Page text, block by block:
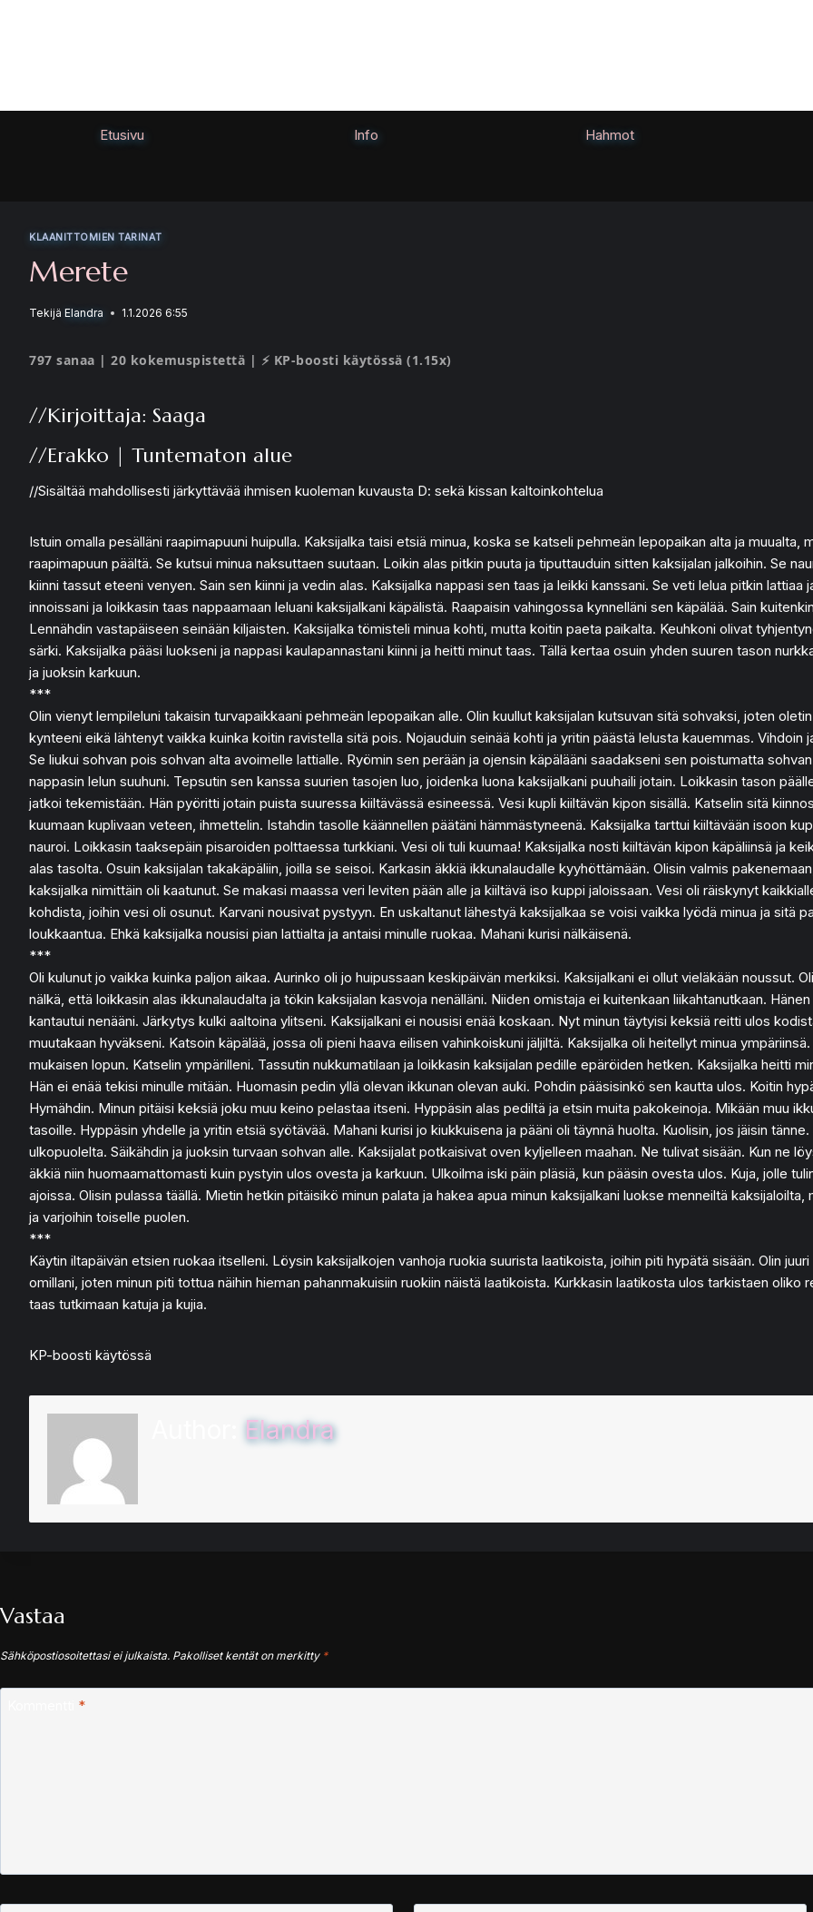
Etusivu Info Hahmot
KLAANITTOMIEN TARINAT
Merete
Tekijä Elandra 1.1.2026 6:55
797 sanaa | 20 kokemuspistettä | ⚡ KP-boosti käytössä (1.15x)
//Kirjoittaja: Saaga
//Erakko | Tuntematon alue
//Sisältää mahdollisesti järkyttävää ihmisen kuoleman kuvausta D: sekä kissan kaltoinkohtelua
Istuin omalla pesälläni raapimapuuni huipulla. Kaksijalka taisi etsiä minua, koska se katseli pehmeän lepopaikan alta ja
raapimapuun päältä. Se kutsui minua naksuttaen suutaan. Loikin alas pitkin puuta ja tiputtauduin sitten kaksijalan jalkoihin. Se
kiinni tassut eteeni venyen. Sain sen kiinni ja vedin alas. Kaksijalka nappasi sen taas ja leikki kanssani. Se veti lelua pitkin lattiaa
innoissani ja loikkasin taas nappaamaan leluani kaksijalkani käpälistä. Raapaisin vahingossa kynnelläni sen käpälää. Sain
Lennähdin vastapäiseen seinään kiljaisten. Kaksijalka tömisteli minua kohti, mutta koitin paeta paikalta. Keuhkoni olivat
särki. Kaksijalka pääsi luokseni ja nappasi kaulapannastani kiinni ja heitti minut taas. Tällä kertaa osuin yhden suuren tason
ja juoksin karkuun.
***
Olin vienyt lempileluni takaisin turvapaikkaani pehmeän lepopaikan alle. Olin kuullut kaksijalan kutsuvan sitä sohvaksi, joten
kynteeni eikä lähtenyt vaikka kuinka koitin ravistella sitä pois. Nojauduin seinää kohti ja yritin päästä lelusta kauemmas. Vihdoin
Se liukui sohvan pois sohvan alta avoimelle lattialle. Ryömin sen perään ja ojensin käpälääni saadakseni sen poistumatta
nappasin lelun suuhuni. Tepsutin sen kanssa suurien tasojen luo, joidenka luona kaksijalkani puuhaili jotain. Loikkasin tason
jatkoi tekemistään. Hän pyöritti jotain puista suuressa kiiltävässä esineessä. Vesi kupli kiiltävän kipon sisällä. Katselin sitä
kuumaan kuplivaan veteen, ihmettelin. Istahdin tasolle käännellen päätäni hämmästyneenä. Kaksijalka tarttui kiiltävään isoon
nauroi. Loikkasin taaksepäin pisaroiden polttaessa turkkiani. Vesi oli tuli kuumaa! Kaksijalka nosti kiiltävän kipon käpäliinsä ja
alas tasolta. Osuin kaksijalan takakäpäliin, joilla se seisoi. Karkasin äkkiä ikkunalaudalle kyyhöttämään. Olisin valmis
kaksijalka nimittäin oli kaatunut. Se makasi maassa veri leviten pään alle ja kiiltävä iso kuppi jaloissaan. Vesi oli räiskynyt
kohdista, joihin vesi oli osunut. Karvani nousivat pystyyn. En uskaltanut lähestyä kaksijalkaa se voisi vaikka lyödä minua ja sitä
loukkaantua. Ehkä kaksijalka nousisi pian lattialta ja antaisi minulle ruokaa. Mahani kurisi nälkäisenä.
***
Oli kulunut jo vaikka kuinka paljon aikaa. Aurinko oli jo huipussaan keskipäivän merkiksi. Kaksijalkani ei ollut vieläkään noussut.
nälkä, että loikkasin alas ikkunalaudalta ja tökin kaksijalan kasvoja nenälläni. Niiden omistaja ei kuitenkaan liikahtanutkaan.
kantautui nenääni. Järkytys kulki aaltoina ylitseni. Kaksijalkani ei nousisi enää koskaan. Nyt minun täytyisi keksiä reitti ulos
muutakaan hyväkseni. Katsoin käpälää, jossa oli pieni haava eilisen vahinkoiskuni jäljiltä. Kaksijalka oli heitellyt minua
mukaisen lopun. Katselin ympärilleni. Tassutin nukkumatilaan ja loikkasin kaksijalan pedille epäröiden hetken. Kaksijalka heitti
Hän ei enää tekisi minulle mitään. Huomasin pedin yllä olevan ikkunan olevan auki. Pohdin pääsisinkö sen kautta ulos. Koitin
Hymähdin. Minun pitäisi keksiä joku muu keino pelastaa itseni. Hyppäsin alas pediltä ja etsin muita pakokeinoja. Mikään muu
tasoille. Hyppäsin yhdelle ja yritin etsiä syötävää. Mahani kurisi jo kiukkuisena ja pääni oli täynnä huolta. Kuolisin, jos jäisin
ulkopuolelta. Säikähdin ja juoksin turvaan sohvan alle. Kaksijalat potkaisivat oven kyljelleen maahan. Ne tulivat sisään. Kun ne
äkkiä niin huomaamattomasti kuin pystyin ulos ovesta ja karkuun. Ulkoilma iski päin pläsiä, kun pääsin ovesta ulos. Kuja, jolle
ajoissa. Olisin pulassa täällä. Mietin hetkin pitäisikö minun palata ja hakea apua minun kaksijalkani luokse menneiltä
ja varjoihin toiselle puolen.
***
Käytin iltapäivän etsien ruokaa itselleni. Löysin kaksijalkojen vanhoja ruokia suurista laatikoista, joihin piti hypätä sisään. Olin
omillani, joten minun piti tottua näihin hieman pahanmakuisiin ruokiin näistä laatikoista. Kurkkasin laatikosta ulos tarkistaen oliko
taas tutkimaan katuja ja kujia.
KP-boosti käytössä
Elandra
Vastaa
Sähköpostiosoitettasi ei julkaista. Pakolliset kentät on merkitty *
*